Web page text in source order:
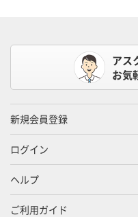
アス
お気
新規会員登録
ログイン
ヘルプ
ご利用ガイド